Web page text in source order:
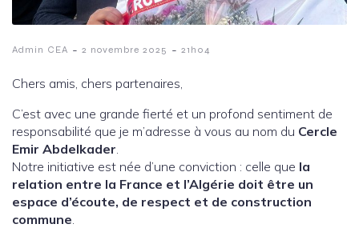
Admin CEA - 2 novembre 2025 - 21h04
Chers amis, chers partenaires,
C’est avec une grande fierté et un profond sentiment de
responsabilité que je m’adresse à vous au nom du Cercle
Emir Abdelkader.
Notre initiative est née d’une conviction : celle que la
relation entre la France et l’Algérie doit être un
espace d’écoute, de respect et de construction
commune.